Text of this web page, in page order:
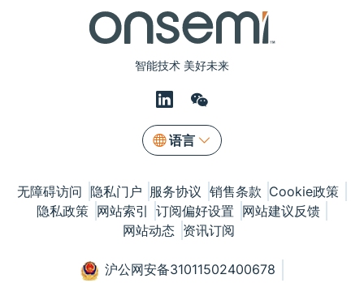
智能技术 美好未来
语言
无障碍访问 隐私门户 服务协议 销售条款 Cookie政策
隐私政策 网站索引 订阅偏好设置 网站建议反馈
网站动态 资讯订阅
沪公网安备31011502400678